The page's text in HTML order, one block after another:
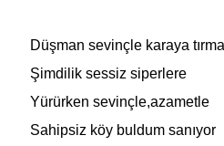
Düşman sevinçle karaya
Şimdilik sessiz siperlere
Yürürken sevinçle,azametle
Sahipsiz köy buldum sanıyor